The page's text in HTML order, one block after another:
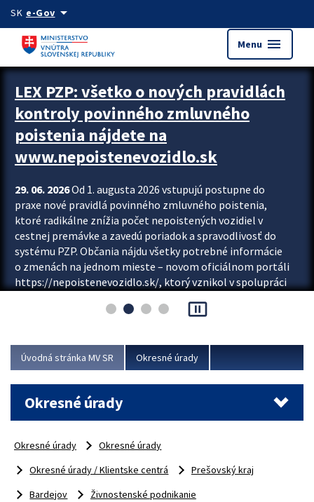
Preskocit na hlavný obsah
SK e-Govarrow_drop_down
Menu menu
Zastavit automatický posun upútavok
LEX PZP: všetko o nových pravidlách
kontroly povinného zmluvného
poistenia nájdete na
www.nepoistenevozidlo.sk
29. 06. 2026Od 1. augusta 2026 vstupujú postupne do
praxe nové pravidlá povinného zmluvného poistenia,
ktoré radikálne znížia počet nepoistených vozidiel v
cestnej premávke a zavedú poriadok a spravodlivosť do
systému PZP. Občania nájdu všetky potrebné informácie
o zmenách na jednom mieste – novom oficiálnom portáli
https://nepoistenevozidlo.sk/, ktorý vznikol v spolupráci
asociácie poisťovní (SLASPO) a Ministerstva vnútra SR.
Viac
pause_presentation
Úvodná stránka MV SR Okresné úrady
Okresné úrady
Okresné úrady
Okresné úrady
Okresné úrady / Klientske centrá
Prešovský kraj
Bardejov
Živnostenské podnikanie